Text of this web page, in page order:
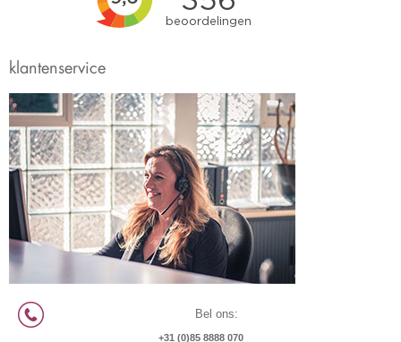
klantenservice
Bel ons:
+31 (0)85 8888 070